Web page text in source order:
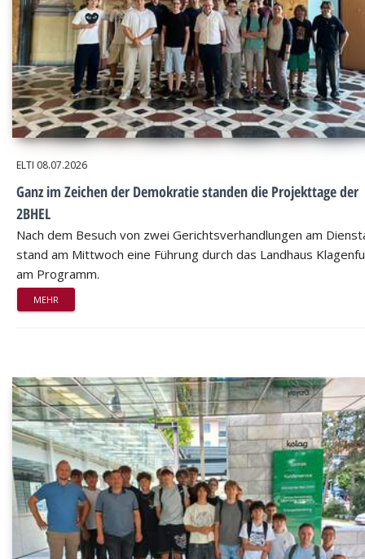
ELTI 08.07.2026
Ganz im Zeichen der Demokratie standen die Projekttage der
2BHEL
Nach dem Besuch von zwei Gerichtsverhandlungen am
stand am Mittwoch eine Führung durch das Landhaus
am Programm.
MEHR